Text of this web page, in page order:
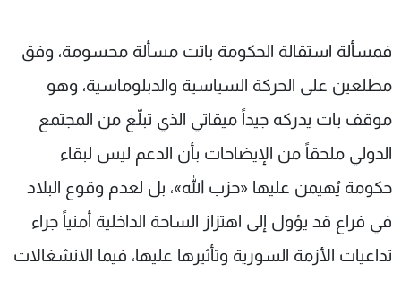
فمسألة استقالة الحكومة باتت مسألة محسومة، وفق
مطلعين على الحركة السياسية والدبلوماسية، وهو
موقف بات يدركه جيداً ميقاتي الذي تبلّغ من المجتمع
الدولي ملحقاً من الإيضاحات بأن الدعم ليس لبقاء
حكومة يُهيمن عليها «حزب الله»، بل لعدم وقوع البلاد
في فراع قد يؤول إلى اهتزاز الساحة الداخلية أمنياً جراء
تداعيات الأزمة السورية وتأثيرها عليها، فيما الانشغالات